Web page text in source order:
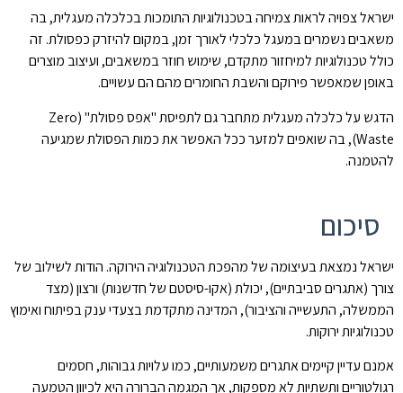
ישראל צפויה לראות צמיחה בטכנולוגיות התומכות בכלכלה מעגלית, בה
משאבים נשמרים במעגל כלכלי לאורך זמן, במקום להיזרק כפסולת. זה
כולל טכנולוגיות למיחזור מתקדם, שימוש חוזר במשאבים, ועיצוב מוצרים
באופן שמאפשר פירוקם והשבת החומרים מהם הם עשויים.
הדגש על כלכלה מעגלית מתחבר גם לתפיסת "אפס פסולת" (Zero
Waste), בה שואפים למזער ככל האפשר את כמות הפסולת שמגיעה
להטמנה.
סיכום
ישראל נמצאת בעיצומה של מהפכת הטכנולוגיה הירוקה. הודות לשילוב של
צורך (אתגרים סביבתיים), יכולת (אקו-סיסטם של חדשנות) ורצון (מצד
הממשלה, התעשייה והציבור), המדינה מתקדמת בצעדי ענק בפיתוח ואימוץ
טכנולוגיות ירוקות.
אמנם עדיין קיימים אתגרים משמעותיים, כמו עלויות גבוהות, חסמים
רגולטוריים ותשתיות לא מספקות, אך המגמה הברורה היא לכיוון הטמעה